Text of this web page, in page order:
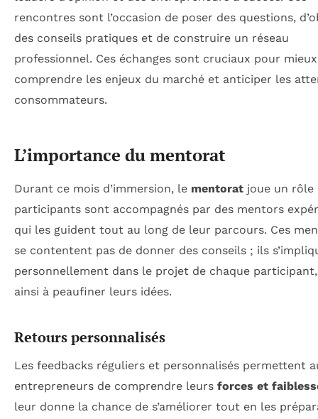
rencontres sont l’occasion de poser des questions,
des conseils pratiques et de construire un réseau
professionnel. Ces échanges sont cruciaux pour mieux
comprendre les enjeux du marché et anticiper les
consommateurs.
L’importance du mentorat
Durant ce mois d’immersion, le mentorat joue un rôle
participants sont accompagnés par des mentors
qui les guident tout au long de leur parcours. Ces
se contentent pas de donner des conseils ; ils
personnellement dans le projet de chaque
ainsi à peaufiner leurs idées.
Retours personnalisés
Les feedbacks réguliers et personnalisés permettent
entrepreneurs de comprendre leurs forces et
leur donne la chance de s’améliorer tout en les